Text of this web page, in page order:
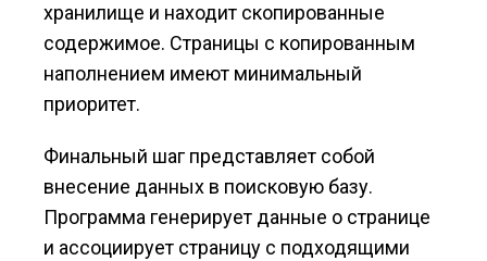
хранилище и находит скопированные
содержимое. Страницы с копированным
наполнением имеют минимальный
приоритет.
Финальный шаг представляет собой
внесение данных в поисковую базу.
Программа генерирует данные о странице
и ассоциирует страницу с подходящими